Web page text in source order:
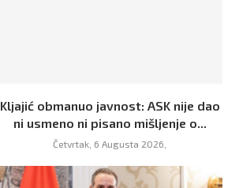
Kljajić obmanuo javnost: ASK nije dao
ni usmeno ni pisano mišljenje o...
Četvrtak, 6 Augusta 2026,